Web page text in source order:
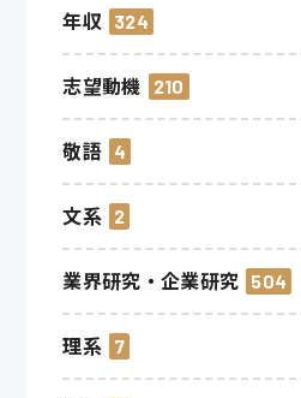
年収 324
志望動機 210
敬語 4
文系 2
業界研究・企業研究 504
理系 7